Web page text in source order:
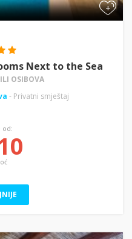
+
Next to the Sea
OSIBOVA
- Privatni smještaj
od: